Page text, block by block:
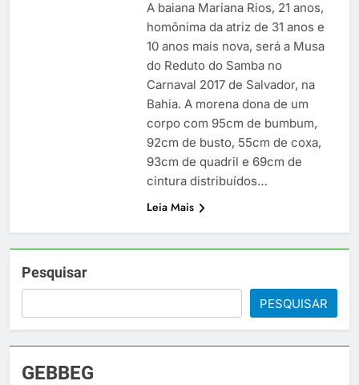
A baiana Mariana Rios, 21 anos,
homônima da atriz de 31 anos e
10 anos mais nova, será a Musa
do Reduto do Samba no
Carnaval 2017 de Salvador, na
Bahia. A morena dona de um
corpo com 95cm de bumbum,
92cm de busto, 55cm de coxa,
93cm de quadril e 69cm de
cintura distribuídos…
Leia Mais
Pesquisar
PESQUISAR
GEBBEG